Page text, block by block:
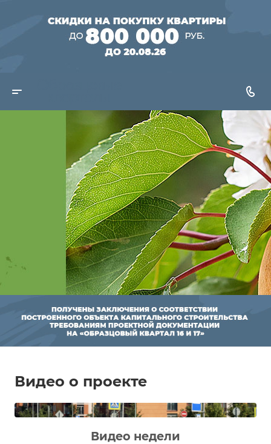
3 выгодные
программы
покупки квартиры
Рассрочка 0%
Скидка до 750 000 руб. в
«Образцовом квартале 15»*
Cкидка на квартиры в
готовом доме до 800
000 руб.*
*Акция действует до 20.08.2026
Смотреть все акции
Видео о проекте
Транспортная доступность
Видео недели